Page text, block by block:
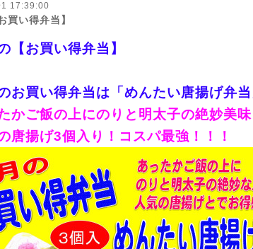
17:39:00
買い得弁当】
【お買い得弁当】
お買い得弁当は「めんたい唐揚げ弁
かご飯の上にのりと明太子の絶妙美
唐揚げ3個入り！コスパ最強！！！